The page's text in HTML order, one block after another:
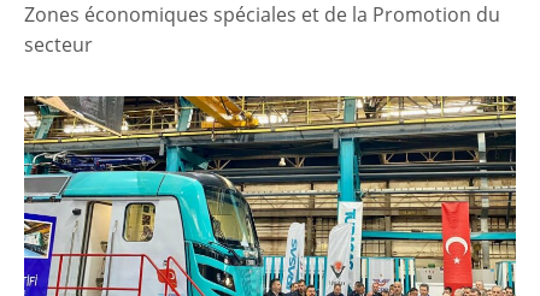
Zones économiques spéciales et de la Promotion du
secteur